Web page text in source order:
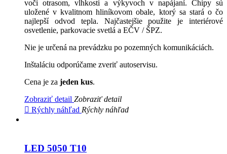
voči otrasom, vlhkosti a výkyvoch v napájaní. Chipy sú
uložené v kvalitnom hliníkovom obale, ktorý sa stará o čo
najlepší odvod tepla. Najčastejšie použite je interiérové
osvetlenie, parkovacie svetlá a EČV / ŠPZ.
Nie je určená na prevádzku po pozemných komunikáciách.
Inštaláciu odporúčame zveriť autoservisu.
Cena je za jeden kus.
Zobraziť detail Zobraziť detail
 Rýchly náhľad Rýchly náhľad
LED 5050 T10